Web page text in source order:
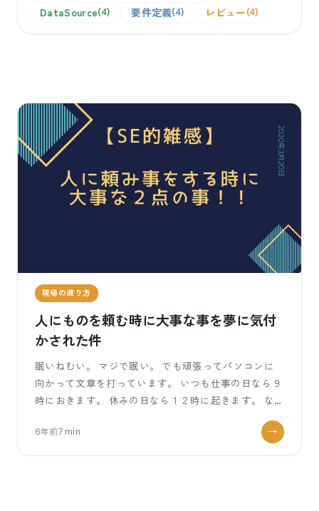
DataSource 4 要件定義 4 レビュー 4
現場の渡り方
人にものを頼む時に大事な事を夢に気付
かされた件
眠いねむい。 マジで眠い。 でも頑張ってパソコンに
向かって文章を打っています。 いつも仕事の日なら９
時におきます。 休みの日なら１２時に起きます。 な
6年前7min